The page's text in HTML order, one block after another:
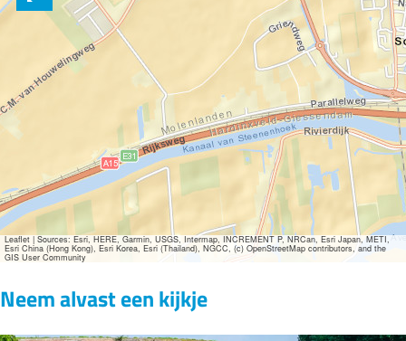
Leaflet|Sources: Esri, HERE, Garmin, USGS, Intermap, INCREMENT P, NRCan, Esri Japan, METI,
Esri China (Hong Kong), Esri Korea, Esri (Thailand), NGCC, (c) OpenStreetMap contributors, and the
GIS User Community
Neem alvast een kijkje